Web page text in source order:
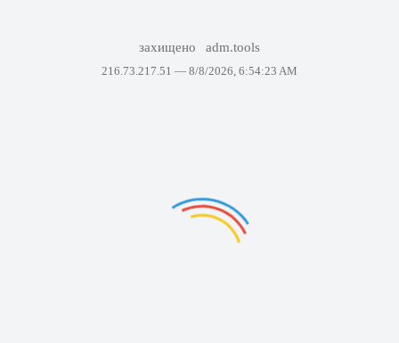
захищено adm.tools
216.73.217.51 — 8/8/2026, 6:54:23 AM